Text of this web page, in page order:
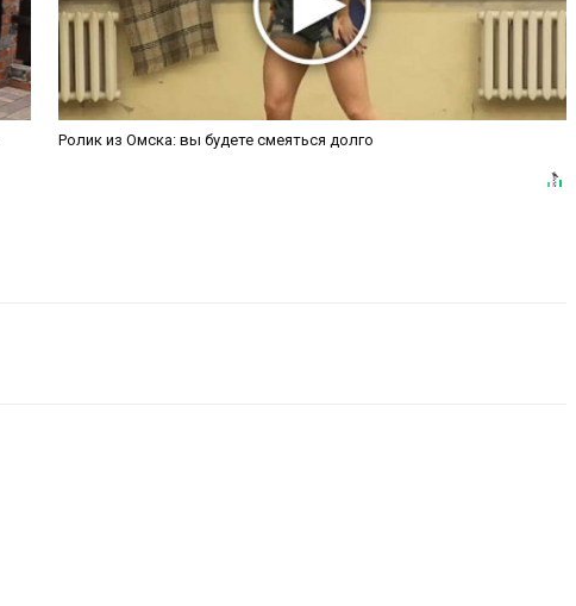
Ролик из Омска: вы будете смеяться долго